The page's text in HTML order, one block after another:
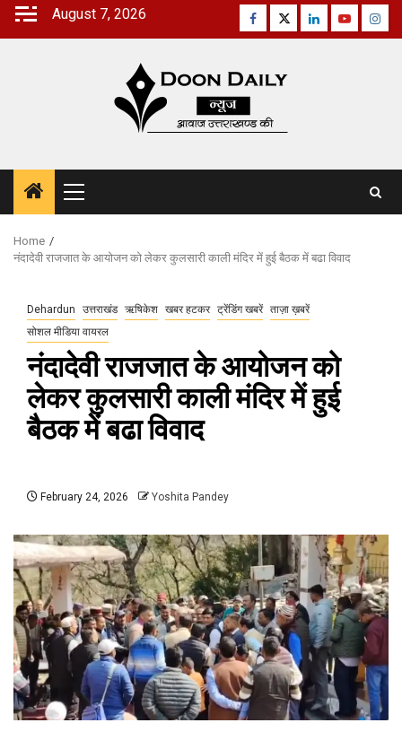
Skip
August 7, 2026 Facebook
TwitterLinkedinYoutube
Primary
Menu
Home
नंदादेवी राजजात के आयोजन को लेकर कुलसारी काली मंदिर में हुई बैठक में बढा विवाद
Dehardun उत्तराखंड ऋषिकेश खबर हटकर ट्रेंडिंग खबरें ताज़ा ख़बरें
सोशल मीडिया वायरल
नंदादेवी राजजात के आयोजन को
लेकर कुलसारी काली मंदिर में हुई
बैठक में बढा विवाद
February 24, 2026 Yoshita Pandey